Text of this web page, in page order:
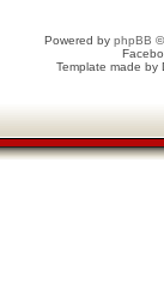
Powered by phpBB
Template made by